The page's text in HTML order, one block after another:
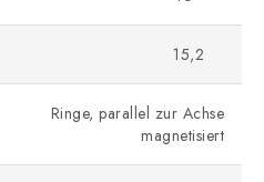
15,2
Ringe, parallel zur Achse
magnetisiert